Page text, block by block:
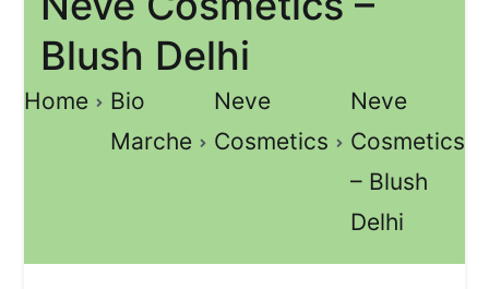
Blush Delhi
Home
Bio
Marche
Neve
Cosmetics
Neve
Cosmetics
– Blush
Delhi